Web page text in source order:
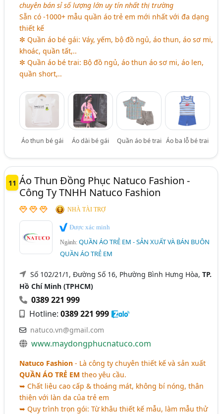
chuyên bán sỉ số lượng lớn uy tín nhất thị trường
Sẵn có -1000+ mẫu quần áo trẻ em mới nhất với đa dạng
thiết kế
✼ Quần áo bé gái: Váy, yếm, bộ đồ ngủ, áo thun, áo sơ mi,
khoác, quần tất,..
✼ Quần áo bé trai: Bộ đồ ngủ, áo thun áo sơ mi, áo len,
quần short,..
Áo thun bé gái Áo dài bé gái Quần áo bé trai Áo ba lỗ bé trai
11 Áo Thun Đồng Phục Natuco Fashion -
Công Ty TNHH Natuco Fashion
NHÀ TÀI TRỢ
Được xác minh
Ngành:QUẦN ÁO TRẺ EM - SẢN XUẤT VÀ BÁN BUÔN
QUẦN ÁO TRẺ EM
Số 102/21/1, Đường Số 16, Phường Bình Hưng Hòa,TP.
Hồ Chí Minh (TPHCM)
0389 221 999
Hotline:0389 221 999
natuco.vn@gmail.com
www.maydongphucnatuco.com
Natuco Fashion - Là công ty chuyên thiết kế và sản xuất
QUẦN ÁO TRẺ EM theo yêu cầu.
➥ Chất liệu cao cấp & thoáng mát, không bí nóng, thân
thiện với làn da của trẻ em
➥ Quy trình trọn gói: Từ khâu thiết kế mẫu, làm mẫu thử